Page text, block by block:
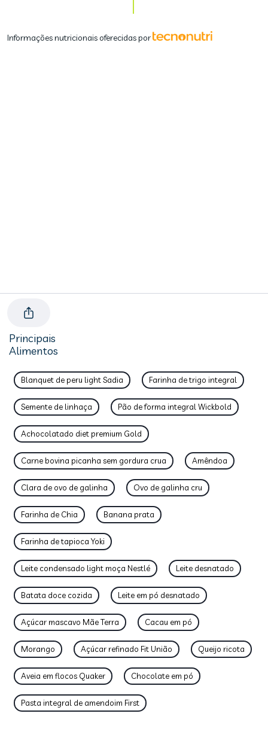
Informações nutricionais oferecidas por
Principais
Alimentos
Blanquet de peru light Sadia Farinha de trigo integral
Semente de linhaça Pão de forma integral Wickbold
Achocolatado diet premium Gold
Carne bovina picanha sem gordura crua Amêndoa
Clara de ovo de galinha Ovo de galinha cru
Farinha de Chia Banana prata
Farinha de tapioca Yoki
Leite condensado light moça Nestlé Leite desnatado
Batata doce cozida Leite em pó desnatado
Açúcar mascavo Mãe Terra Cacau em pó
Morango Açúcar refinado Fit União Queijo ricota
Aveia em flocos Quaker Chocolate em pó
Pasta integral de amendoim First